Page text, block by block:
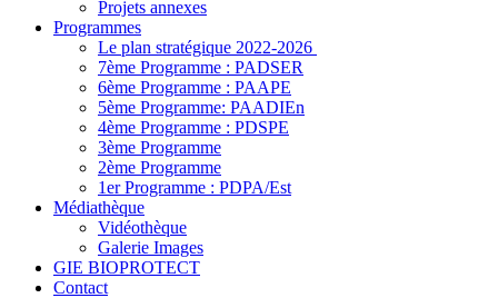
Projets annexes
Programmes
Le plan stratégique 2022-2026
7ème Programme : PADSER
6ème Programme : PAAPE
5ème Programme: PAADIEn
4ème Programme : PDSPE
3ème Programme
2ème Programme
1er Programme : PDPA/Est
Médiathèque
Vidéothèque
Galerie Images
GIE BIOPROTECT
Contact